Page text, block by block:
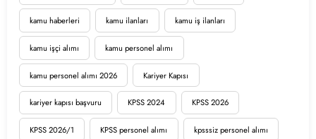
kamu haberleri kamu ilanları kamu iş ilanları
kamu işçi alımı kamu personel alımı
kamu personel alımı 2026 Kariyer Kapısı
kariyer kapısı başvuru KPSS 2024 KPSS 2026
KPSS 2026/1 KPSS personel alımı kpsssiz personel alımı